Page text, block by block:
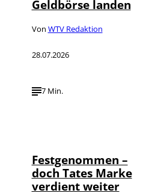
Geldbörse landen
Von WTV Redaktion
28.07.2026
7 Min.
Festgenommen –
doch Tates Marke
verdient weiter